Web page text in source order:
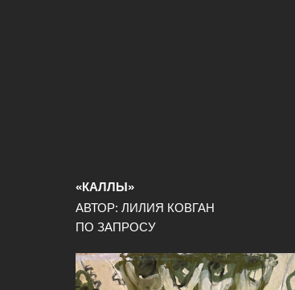
«КАЛЛЫ»
АВТОР: ЛИЛИЯ КОВГАН
ПО ЗАПРОСУ